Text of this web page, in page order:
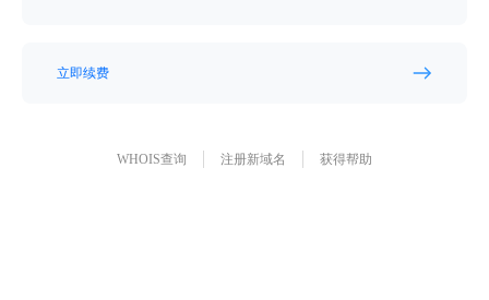
立即续费
WHOIS查询 注册新域名 获得帮助